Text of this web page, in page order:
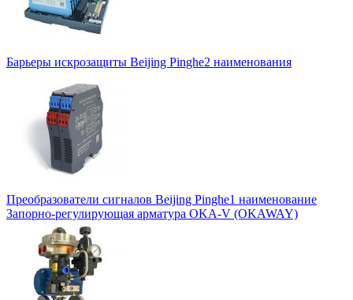
Барьеры искрозащиты Beijing Pinghe2 наименования
Преобразователи сигналов Beijing Pinghe1 наименование
Запорно-регулирующая арматура OKA-V (OKAWAY)